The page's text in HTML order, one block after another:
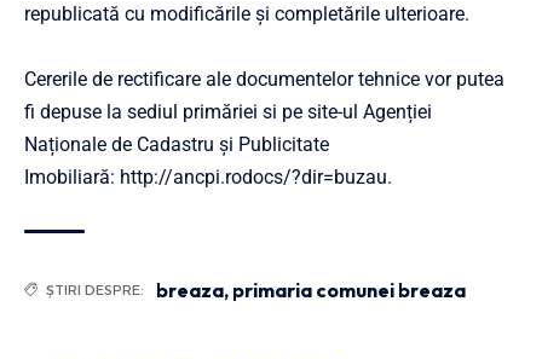
republicată cu modificările și completările ulterioare.
Cererile de rectificare ale documentelor tehnice vor putea
fi depuse la sediul primăriei si pe site-ul Agenției
Naționale de Cadastru și Publicitate
Imobiliară: http://ancpi.rodocs/?dir=buzau.
ȘTIRI DESPRE: breaza, primaria comunei breaza